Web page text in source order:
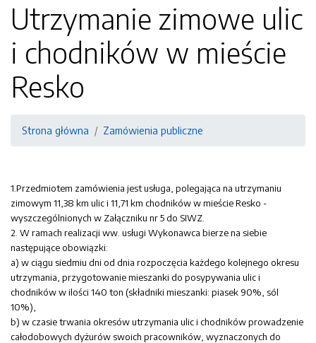
Utrzymanie zimowe ulic
i chodników w mieście
Resko
Strona główna Zamówienia publiczne
1.Przedmiotem zamówienia jest usługa, polegająca na utrzymaniu
zimowym 11,38 km ulic i 11,71 km chodników w mieście Resko -
wyszczególnionych w Załączniku nr 5 do SIWZ.
2. W ramach realizacji ww. usługi Wykonawca bierze na siebie
następujące obowiązki:
a) w ciągu siedmiu dni od dnia rozpoczęcia każdego kolejnego okresu
utrzymania, przygotowanie mieszanki do posypywania ulic i
chodników w ilości 140 ton (składniki mieszanki: piasek 90%, sól
10%),
b) w czasie trwania okresów utrzymania ulic i chodników prowadzenie
całodobowych dyżurów swoich pracowników, wyznaczonych do